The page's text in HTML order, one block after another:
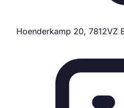
Hoenderkamp 20, 7812VZ